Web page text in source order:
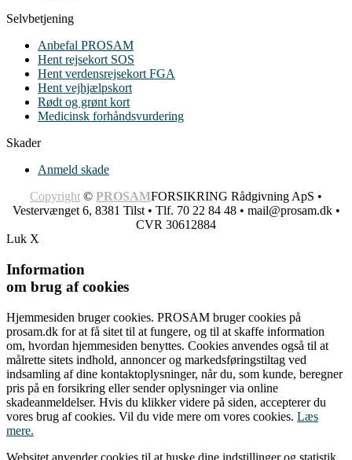
Selvbetjening
Anbefal PROSAM
Hent rejsekort SOS
Hent verdensrejsekort FGA
Hent vejhjælpskort
Rødt og grønt kort
Medicinsk forhåndsvurdering
Skader
Anmeld skade
Copyright © PROSAMFORSIKRING Rådgivning ApS •
Vestervænget 6, 8381 Tilst • Tlf. 70 22 84 48 • mail@prosam.dk•
CVR 30612884
Luk X
Information
om brug af cookies
Hjemmesiden bruger cookies. PROSAM bruger cookies på
prosam.dk for at få sitet til at fungere, og til at skaffe information
om, hvordan hjemmesiden benyttes. Cookies anvendes også til at
målrette sitets indhold, annoncer og markedsføringstiltag ved
indsamling af dine kontaktoplysninger, når du, som kunde, beregner
pris på en forsikring eller sender oplysninger via online
skadeanmeldelser. Hvis du klikker videre på siden, accepterer du
vores brug af cookies. Vil du vide mere om vores cookies. Læs
mere.
Websitet anvender cookies til at huske dine indstillinger og statistik.